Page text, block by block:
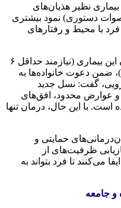
بیماری نظیر هذیان‌های
دستوری) نمود بیشتری
با محیط و رفتارهای
این روانپزشک با اشاره به مزمن بودن این بیماری (نیازمند حداقل ۶
ضمن دعوت خانواده‌ها به
گفت: نسل جدید
و عوارض محدود، افق‌های
است. با این حال، درمان تنها
حمایتی و
ظرفیت‌های از
می‌کنند تا فرد بتواند به
و جامعه